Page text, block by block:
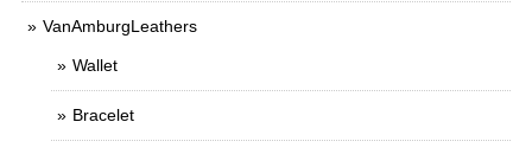
VanAmburgLeathers
Wallet
Bracelet